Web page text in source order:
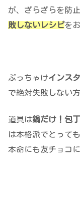
が、ざらざらを防
敗しないレシピを
ぶっちゃけインス
で絶対失敗しない
道具は鍋だけ！包
は本格派でとって
本命にも友チョコ